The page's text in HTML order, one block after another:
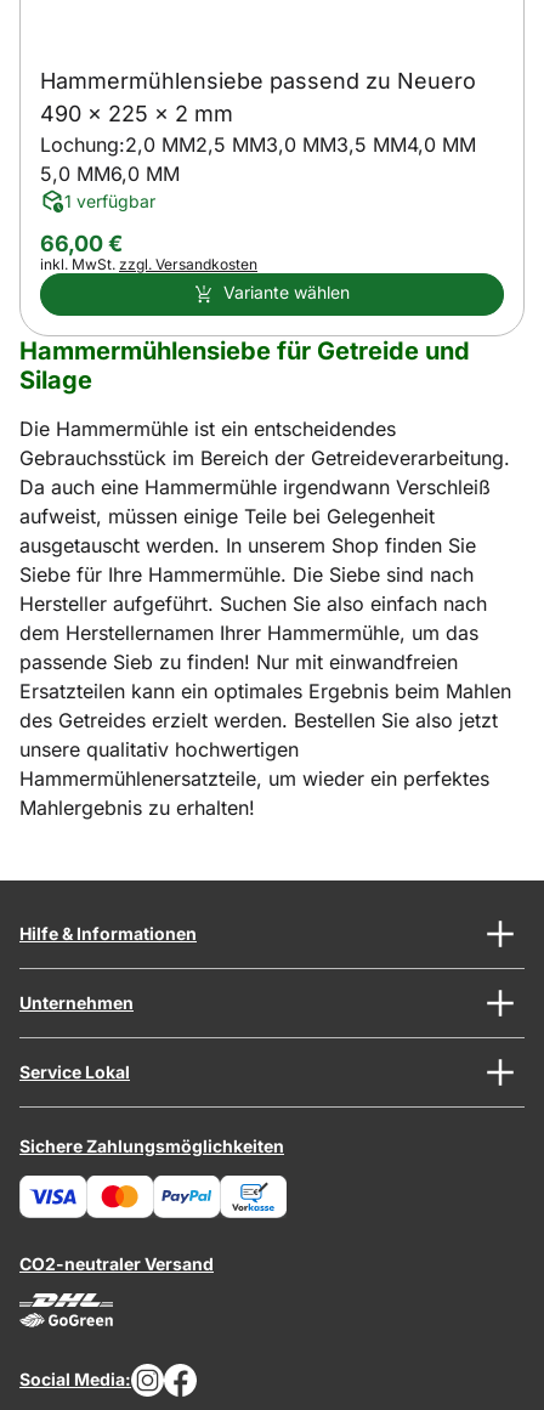
Hammermühlensiebe passend zu Neuero
490 x 225 x 2 mm
Lochung:2,0 MM2,5 MM3,0 MM3,5 MM4,0 MM
5,0 MM6,0 MM
1 verfügbar
66,00€
Steuerhinweis:
inkl. MwSt. zzgl. Versandkosten
Variante wählen
Hammermühlensiebe für Getreide und
Silage
Die Hammermühle ist ein entscheidendes
Gebrauchsstück im Bereich der Getreideverarbeitung.
Da auch eine Hammermühle irgendwann Verschleiß
aufweist, müssen einige Teile bei Gelegenheit
ausgetauscht werden. In unserem Shop finden Sie
Siebe für Ihre Hammermühle. Die Siebe sind nach
Hersteller aufgeführt. Suchen Sie also einfach nach
dem Herstellernamen Ihrer Hammermühle, um das
passende Sieb zu finden! Nur mit einwandfreien
Ersatzteilen kann ein optimales Ergebnis beim Mahlen
des Getreides erzielt werden. Bestellen Sie also jetzt
unsere qualitativ hochwertigen
Hammermühlenersatzteile, um wieder ein perfektes
Mahlergebnis zu erhalten!
Hilfe & Informationen
Unternehmen
Service Lokal
Sichere Zahlungsmöglichkeiten
CO2-neutraler Versand
Social Media: